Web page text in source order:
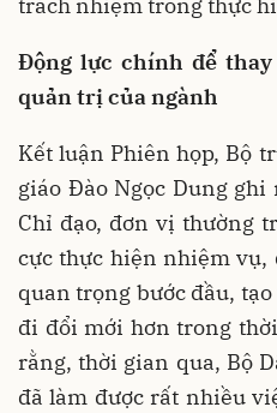
trách nhiệm trong thực
Động lực chính để
quản trị của ngành
Kết luận Phiên họp, Bộ
giáo Đào Ngọc Dung
Chỉ đạo, đơn vị thường
cực thực hiện nhiệm vụ,
quan trọng bước đầu,
đi đổi mới hơn trong
rằng, thời gian qua, Bộ
đã làm được rất nhiều